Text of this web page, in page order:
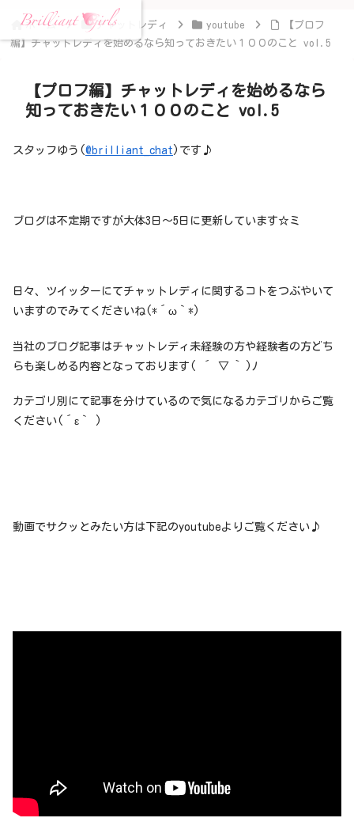
ホーム チャットレディ youtube
【プロフ
編】チャットレディを始めるなら知っておきたい１００のこと vol.5
【プロフ編】チャットレディを始めるなら
知っておきたい１００のこと vol.5
スタッフゆう(@brilliant_chat )です♪
ブログは不定期ですが大体3日～5日に更新しています☆ミ
日々、ツイッターにてチャットレディに関するコトをつぶやいて
いますのでみてくださいね(*´ω｀*)
当社のブログ記事はチャットレディ未経験の方や経験者の方どち
らも楽しめる内容となっております( ´ ▽ ` )ﾉ
カテゴリ別にて記事を分けているので気になるカテゴリからご覧
ください(´ε｀ )
動画でサクッとみたい方は下記のyoutubeよりご覧ください♪